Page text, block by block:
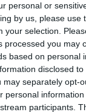
personal or
by us, please use
your selection.
processed you may
based on personal
disclosed
may separately opt-
personal
participants.